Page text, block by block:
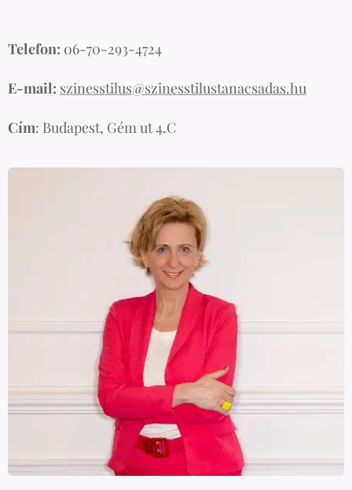
Telefon: 06-70-293-4724
E-mail: szinesstilus@szinesstilustanacsadas.hu
Cím: Budapest, Gém ut 4.C